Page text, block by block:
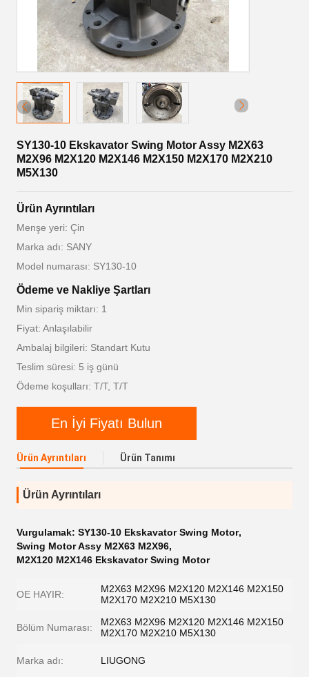
SY130-10 Ekskavator Swing Motor Assy M2X63
M2X96 M2X120 M2X146 M2X150 M2X170 M2X210
M5X130
Ürün Ayrıntıları
Menşe yeri: Çin
Marka adı: SANY
Model numarası: SY130-10
Ödeme ve Nakliye Şartları
Min sipariş miktarı: 1
Fiyat: Anlaşılabilir
Ambalaj bilgileri: Standart Kutu
Teslim süresi: 5 iş günü
Ödeme koşulları: T/T, T/T
En İyi Fiyatı Bulun
Ürün Ayrıntıları Ürün Tanımı
Ürün Ayrıntıları
Vurgulamak: SY130-10 Ekskavator Swing Motor,
Swing Motor Assy M2X63 M2X96,
M2X120 M2X146 Ekskavator Swing Motor
OE HAYIR:
M2X63 M2X96 M2X120 M2X146 M2X150
M2X170 M2X210 M5X130
Bölüm Numarası:
M2X63 M2X96 M2X120 M2X146 M2X150
M2X170 M2X210 M5X130
Marka adı: LIUGONG